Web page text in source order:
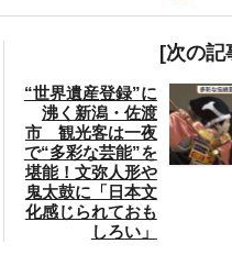
[次の記
“世界遺産登録”に
沸く新潟・佐渡
市 観光客は一夜
で“多彩な芸能”を
堪能！文弥人形や
鬼太鼓に「日本文
化感じられておも
しろい」